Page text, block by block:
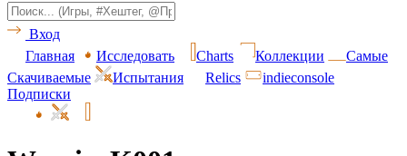
Вход
Главная
Исследовать Charts Коллекции
Самые
Скачиваемые
Испытания Relics
indieconsole
Подписки